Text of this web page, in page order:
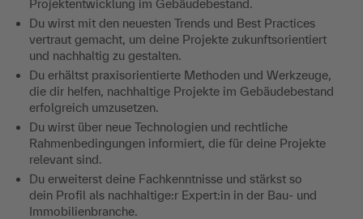
Projektentwicklung im Gebäudebestand.
Du wirst mit den neuesten Trends und Best Practices
vertraut gemacht, um deine Projekte zukunftsorientiert
und nachhaltig zu gestalten.
Du erhältst praxisorientierte Methoden und Werkzeuge,
die dir helfen, nachhaltige Projekte im Gebäudebestand
erfolgreich umzusetzen.
Du wirst über neue Technologien und rechtliche
Rahmenbedingungen informiert, die für deine Projekte
relevant sind.
Du erweiterst deine Fachkenntnisse und stärkst so
dein Profil als nachhaltige:r Expert:in in der Bau- und
Immobilienbranche.